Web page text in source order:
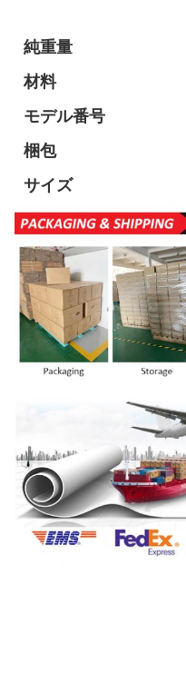
純重量
材料
モデル番号
梱包
サイズ